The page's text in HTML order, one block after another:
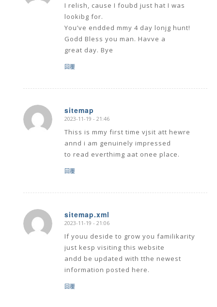
I relish, cause I foubd just hat I was
lookibg for.
You’ve endded mmy 4 day lonjg hunt!
Godd Bless you man. Havve a
great day. Bye
回覆
sitemap
says:
2023-11-19 - 21:46
Thiss is mmy first time vjsit att hewre
annd i am genuinely impressed
to read everthimg aat onee place.
回覆
sitemap.xml
says:
2023-11-19 - 21:06
If youu deside to grow you familikarity
just kesp visiting this website
andd be updated with tthe newest
information posted here.
回覆